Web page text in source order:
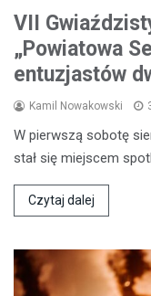
VII
„Powiatowa
entuzjastów
Kamil Nowakowski
W pierwszą sobotę
stał się miejscem
Czytaj dalej